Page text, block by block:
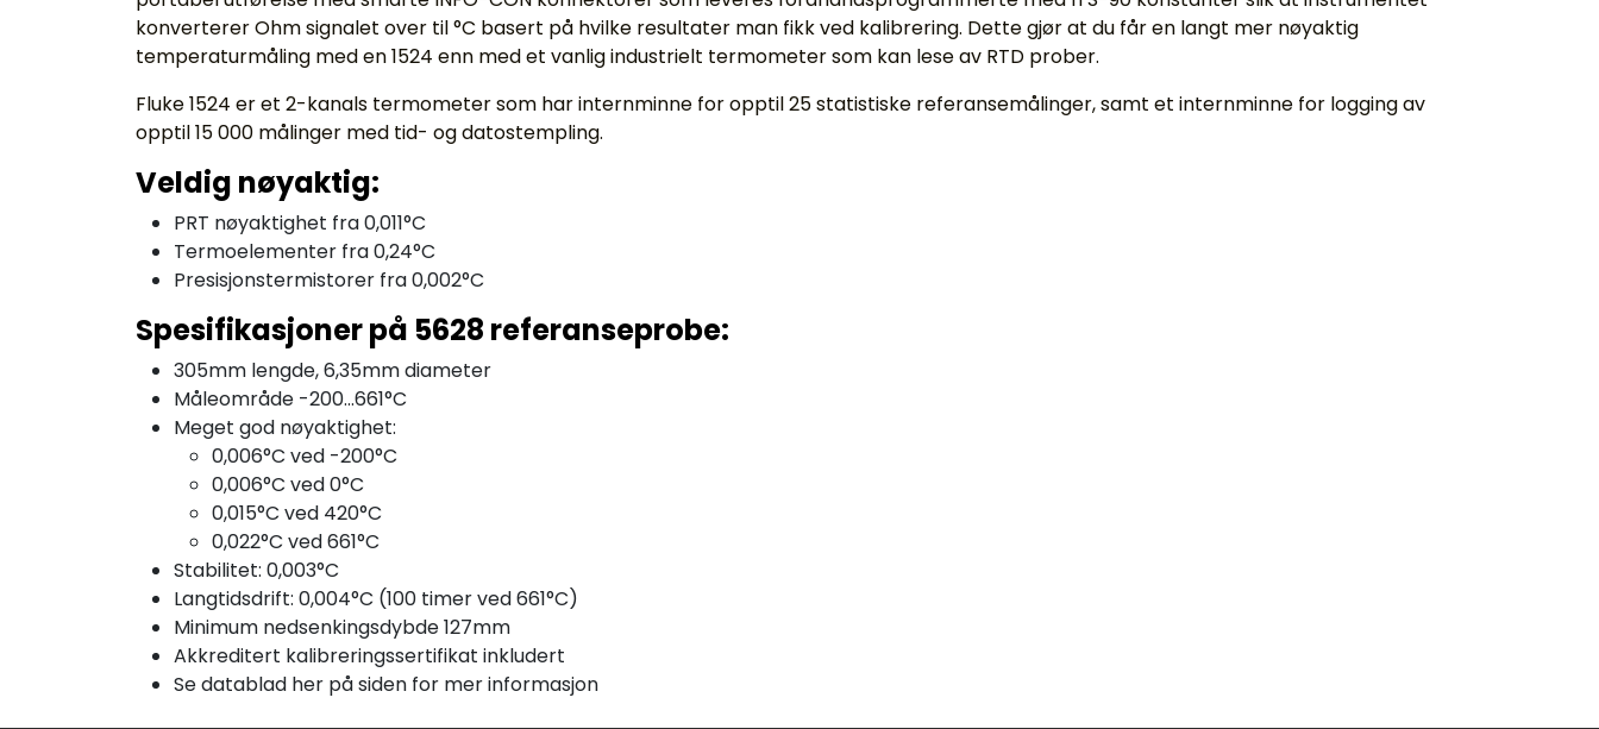
konverterer Ohm signalet over til °C basert på hvilke resultater man fikk ved kalibrering. Dette gjør at du får en langt mer nøyaktig
temperaturmåling med en 1524 enn med et vanlig industrielt termometer som kan lese av RTD prober.
Fluke 1524 er et 2-kanals termometer som har internminne for opptil 25 statistiske referansemålinger, samt et internminne for logging av
opptil 15 000 målinger med tid- og datostempling.
Veldig nøyaktig:
PRT nøyaktighet fra 0,011°C
Termoelementer fra 0,24°C
Presisjonstermistorer fra 0,002°C
Spesifikasjoner på 5628 referanseprobe:
305mm lengde, 6,35mm diameter
Måleområde -200...661°C
Meget god nøyaktighet:
0,006°C ved -200°C
0,006°C ved 0°C
0,015°C ved 420°C
0,022°C ved 661°C
Stabilitet: 0,003°C
Langtidsdrift: 0,004°C (100 timer ved 661°C)
Minimum nedsenkingsdybde 127mm
Akkreditert kalibreringssertifikat inkludert
Se datablad her på siden for mer informasjon